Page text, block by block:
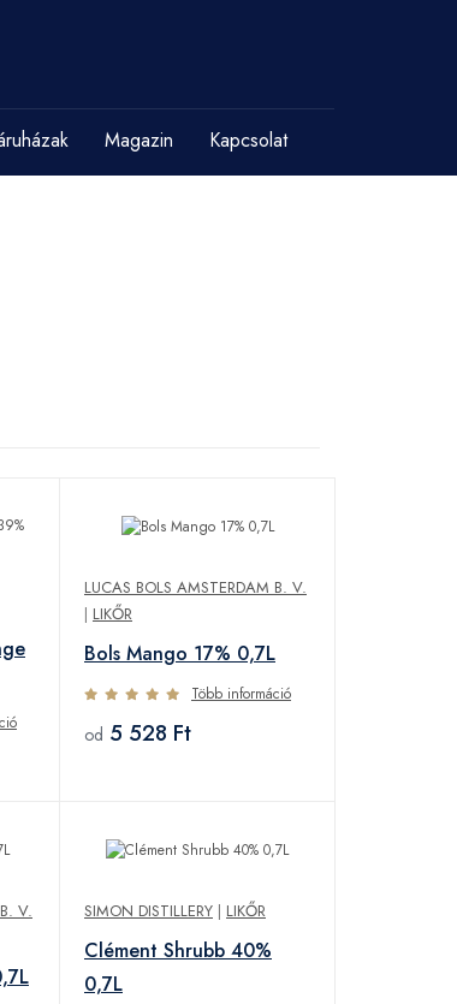
Magazin Kapcsolat
LUCAS BOLS AMSTERDAM B. V.
| LIKŐR
Bols Mango 17% 0,7L
Több információ
od 5 528 Ft
V.
SIMON DISTILLERY | LIKŐR
Clément Shrubb 40%
0,7L